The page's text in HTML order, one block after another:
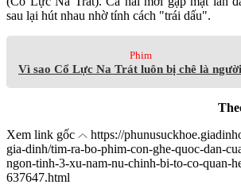
sau lại hút nhau nhờ tính cách "trái dấu".
Phim
Vì sao Cổ Lực Na Trát luôn bị chê là
Xem link gốc
https://
gia-dinh/tim-ra-bo-phim-con-ghe-quoc-dan-
ngon-tinh-3-xu-nam-nu-chinh-bi-to-co-quan-
637647.html